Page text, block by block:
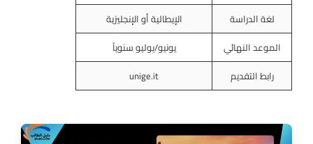
لغة الدراسة
الإيطالية أو الإنجليزية
الموعد النهائي
يونيو/يوليو سنوياً
رابط التقديم
unige.it